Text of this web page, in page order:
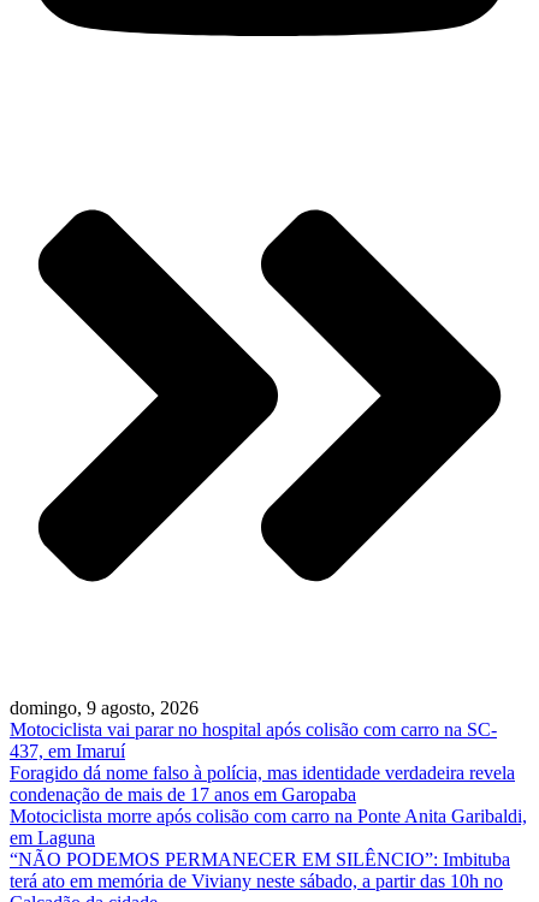
domingo, 9 agosto, 2026
Motociclista vai parar no hospital após colisão com carro na SC-
437, em Imaruí
Foragido dá nome falso à polícia, mas identidade verdadeira revela
condenação de mais de 17 anos em Garopaba
Motociclista morre após colisão com carro na Ponte Anita Garibaldi,
em Laguna
“NÃO PODEMOS PERMANECER EM SILÊNCIO”: Imbituba
terá ato em memória de Viviany neste sábado, a partir das 10h no